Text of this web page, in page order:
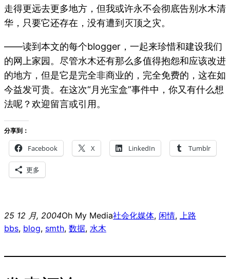
走得更远去更多地方，但我或许永不会彻底告别水木清
华，只要它还存在，没有遭到灭顶之灾。
——读到本文的每个blogger，一起来珍惜和建设我们
的网上家园。尽管水木还有那么多值得抱怨和应该改进
的地方，但是它是完全非商业的，完全免费的，这在如
今益发可贵。在这次“月光宝盒”事件中，你又有什么想
法呢？欢迎留言或引用。
分享到：
Facebook X LinkedIn Tumblr
更多
25 12 月, 2004Oh My Media社会化媒体, 闲情, 上路
bbs, blog, smth, 数据, 水木